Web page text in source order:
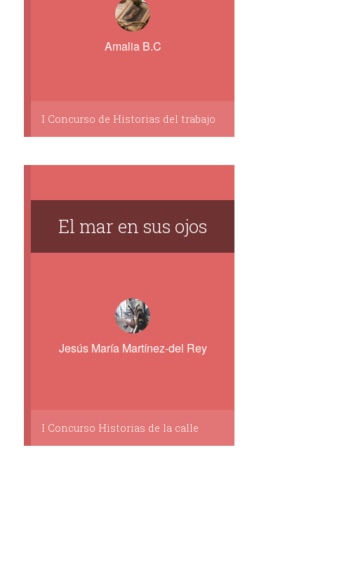
Amalia B.C
I Concurso de Historias del trabajo
El mar en sus ojos
Jesús María Martínez-del Rey
I Concurso Historias de la calle